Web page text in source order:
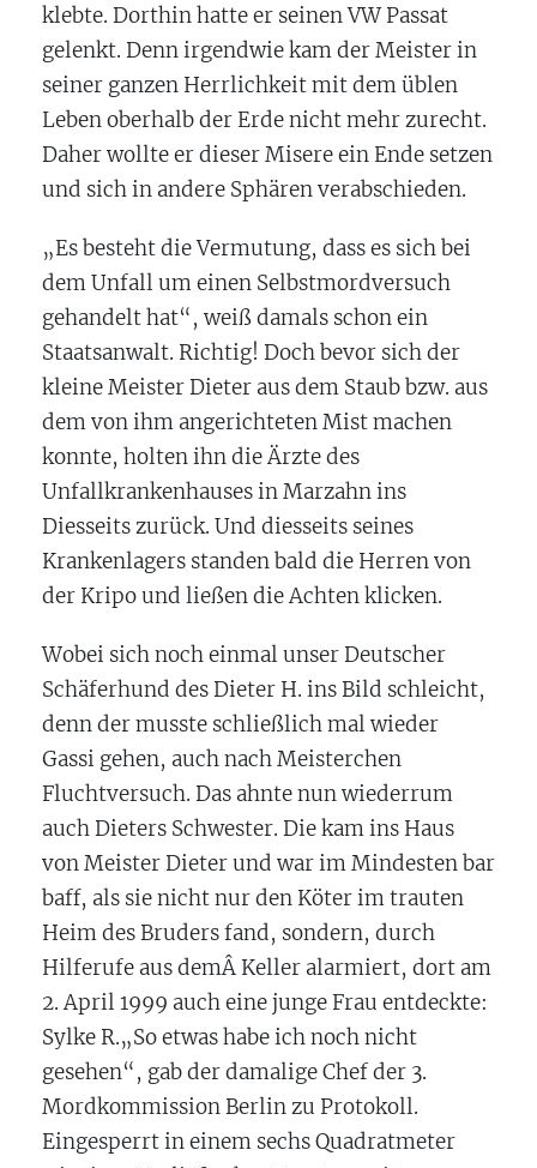
klebte. Dorthin hatte er seinen VW Passat
gelenkt. Denn irgendwie kam der Meister in
seiner ganzen Herrlichkeit mit dem üblen
Leben oberhalb der Erde nicht mehr zurecht.
Daher wollte er dieser Misere ein Ende setzen
und sich in andere Sphären verabschieden.
„Es besteht die Vermutung, dass es sich bei
dem Unfall um einen Selbstmordversuch
gehandelt hat“, weiß damals schon ein
Staatsanwalt. Richtig! Doch bevor sich der
kleine Meister Dieter aus dem Staub bzw. aus
dem von ihm angerichteten Mist machen
konnte, holten ihn die Ärzte des
Unfallkrankenhauses in Marzahn ins
Diesseits zurück. Und diesseits seines
Krankenlagers standen bald die Herren von
der Kripo und ließen die Achten klicken.
Wobei sich noch einmal unser Deutscher
Schäferhund des Dieter H. ins Bild schleicht,
denn der musste schließlich mal wieder
Gassi gehen, auch nach Meisterchen
Fluchtversuch. Das ahnte nun wiederrum
auch Dieters Schwester. Die kam ins Haus
von Meister Dieter und war im Mindesten bar
baff, als sie nicht nur den Köter im trauten
Heim des Bruders fand, sondern, durch
Hilferufe aus demÂ Keller alarmiert, dort am
2. April 1999 auch eine junge Frau entdeckte:
Sylke R.„So etwas habe ich noch nicht
gesehen“, gab der damalige Chef der 3.
Mordkommission Berlin zu Protokoll.
Eingesperrt in einem sechs Quadratmeter